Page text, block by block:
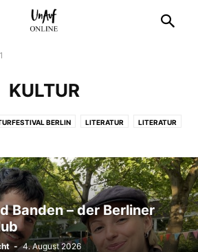
KULTUR
BERLIN LITERATUR LITERATUR
Banden – der Berliner
- 4. August 2026